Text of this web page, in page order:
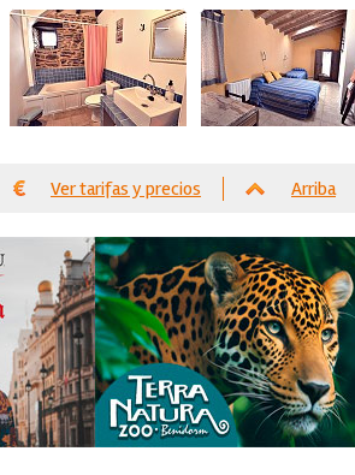
Ver tarifas y precios Arriba